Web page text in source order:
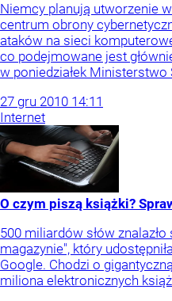
Niemcy planują utworzenie
centrum obrony
ataków na sieci
co podejmowane jest
w poniedziałek Ministerstwo
27 gru 2010 14:11
Internet
O czym piszą książki?
500 miliardów słów
magazynie", który
Google. Chodzi o
miliona elektronicznych